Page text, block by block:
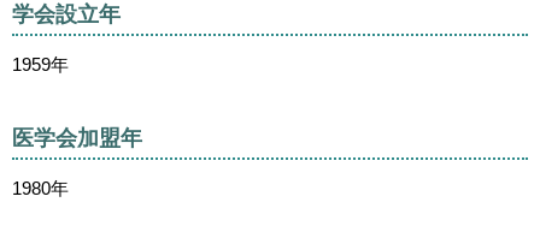
学会設立年
1959年
医学会加盟年
1980年